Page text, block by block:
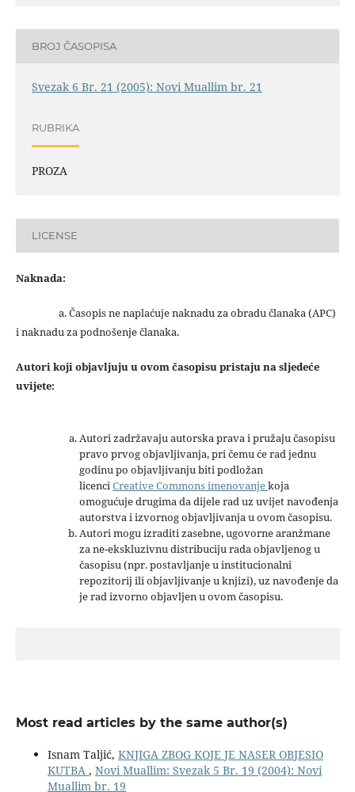
BROJ ČASOPISA
Svezak 6 Br. 21 (2005): Novi Muallim br. 21
RUBRIKA
PROZA
LICENSE
Naknada:
a. Časopis ne naplaćuje naknadu za obradu članaka (APC)
i naknadu za podnošenje članaka.
Autori koji objavljuju u ovom časopisu pristaju na sljedeće
uvijete:
Autori zadržavaju autorska prava i pružaju časopisu
pravo prvog objavljivanja, pri čemu će rad jednu
godinu po objavljivanju biti podložan
licenciCreative Commons imenovanjekoja
omogućuje drugima da dijele rad uz uvijet navođenja
autorstva i izvornog objavljivanja u ovom časopisu.
Autori mogu izraditi zasebne, ugovorne aranžmane
za ne-ekskluzivnu distribuciju rada objavljenog u
časopisu (npr. postavljanje u institucionalni
repozitorij ili objavljivanje u knjizi), uz navođenje da
je rad izvorno objavljen u ovom časopisu.
Most read articles by the same author(s)
Isnam Taljić, KNJIGA ZBOG KOJE JE NASER OBJESIO
KUTBA , Novi Muallim: Svezak 5 Br. 19 (2004): Novi
Muallim br. 19